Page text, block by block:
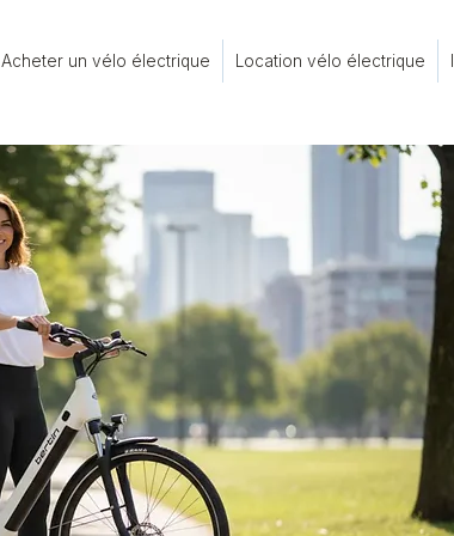
Acheter un vélo électrique Location vélo électrique